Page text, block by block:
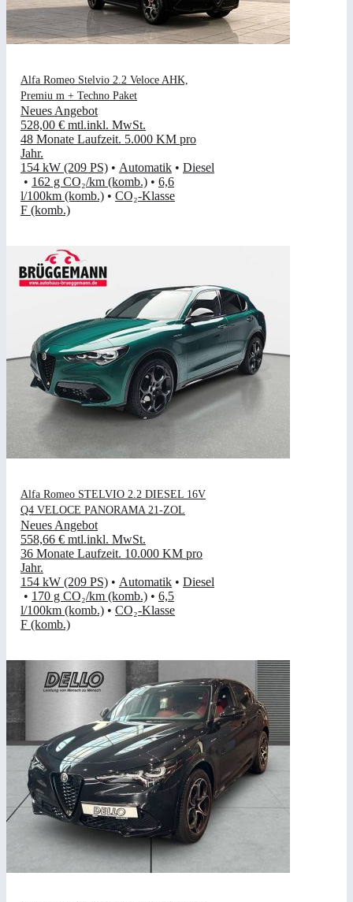
Alfa Romeo Stelvio 2.2 Veloce AHK,
Premiu m + Techno Paket
Neues Angebot
528,00 € mtl.inkl. MwSt.
48 Monate Laufzeit. 5.000 KM pro
Jahr.
154 kW (209 PS) • Automatik • Diesel
• 162 g CO₂/km (komb.) • 6,6
l/100km (komb.) • CO₂-Klasse
F (komb.)
Alfa Romeo STELVIO 2.2 DIESEL 16V
Q4 VELOCE PANORAMA 21-ZOL
Neues Angebot
558,66 € mtl.inkl. MwSt.
36 Monate Laufzeit. 10.000 KM pro
Jahr.
154 kW (209 PS) • Automatik • Diesel
• 170 g CO₂/km (komb.) • 6,5
l/100km (komb.) • CO₂-Klasse
F (komb.)